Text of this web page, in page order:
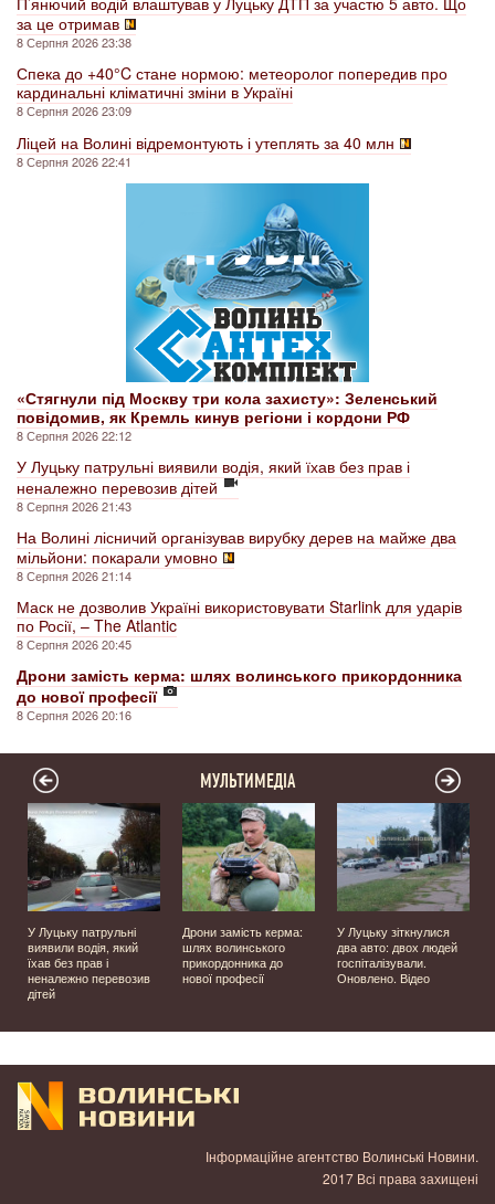
за це отримав
8 Серпня 2026 23:38
Спека до +40°C стане нормою: метеоролог попередив про
кардинальні кліматичні зміни в Україні
8 Серпня 2026 23:09
Ліцей на Волині відремонтують і утеплять за 40 млн
8 Серпня 2026 22:41
«Стягнули під Москву три кола захисту»: Зеленський
повідомив, як Кремль кинув регіони і кордони РФ
8 Серпня 2026 22:12
У Луцьку патрульні виявили водія, який їхав без прав і
неналежно перевозив дітей
8 Серпня 2026 21:43
На Волині лісничий організував вирубку дерев на майже два
мільйони: покарали умовно
8 Серпня 2026 21:14
Маск не дозволив Україні використовувати Starlink для ударів
по Росії, – The Atlantic
8 Серпня 2026 20:45
Дрони замість керма: шлях волинського прикордонника
до нової професії
8 Серпня 2026 20:16
МУЛЬТИМЕДІА
У Луцьку патрульні
виявили водія, який
їхав без прав і
неналежно перевозив
дітей
Дрони замість керма:
шлях волинського
прикордонника до
нової професії
У Луцьку зіткнулися
два авто: двох людей
госпіталізували.
Оновлено. Відео
Інформаційне агентство Волинські Новини.
2017 Всі права захищені